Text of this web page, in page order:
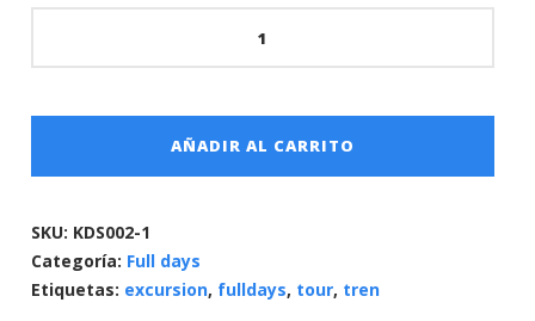
AÑADIR AL CARRITO
SKU: KDS002-1
Categoría: Full days
Etiquetas: excursion, fulldays, tour, tren